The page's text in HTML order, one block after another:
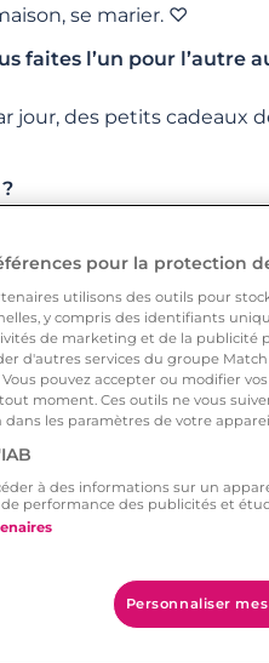
se marier. ♡
faites l’un pour l’autre
jour, des petits cadeaux
réaliser ma vie avec le
pour la protection
utilisons des outils pour
y compris des identifiants
de marketing et de la publicité
d'autres services du groupe
pouvez accepter ou modifier
moment. Ces outils ne vous
dans les paramètres de votre
à des informations sur un
performance des publicités et
Personnaliser